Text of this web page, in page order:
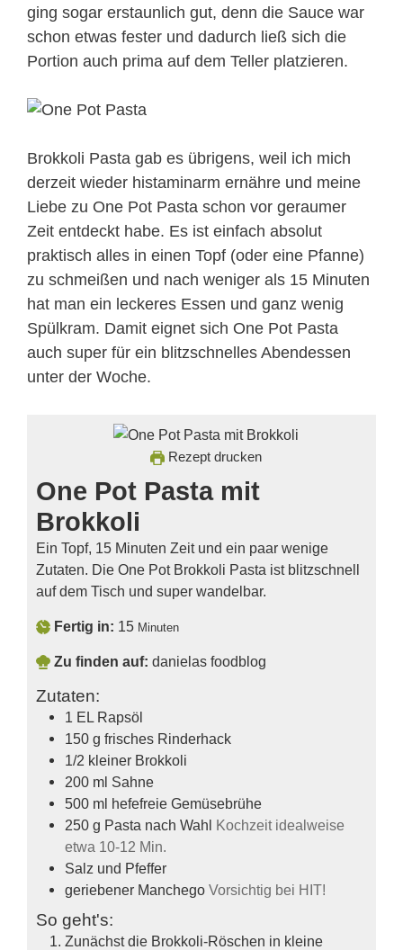
ging sogar erstaunlich gut, denn die Sauce war
schon etwas fester und dadurch ließ sich die
Portion auch prima auf dem Teller platzieren.
Brokkoli Pasta gab es übrigens, weil ich mich
derzeit wieder histaminarm ernähre und meine
Liebe zu One Pot Pasta schon vor geraumer
Zeit entdeckt habe. Es ist einfach absolut
praktisch alles in einen Topf (oder eine Pfanne)
zu schmeißen und nach weniger als 15 Minuten
hat man ein leckeres Essen und ganz wenig
Spülkram. Damit eignet sich One Pot Pasta
auch super für ein blitzschnelles Abendessen
unter der Woche.
Rezept drucken
One Pot Pasta mit
Brokkoli
Ein Topf, 15 Minuten Zeit und ein paar wenige
Zutaten. Die One Pot Brokkoli Pasta ist blitzschnell
auf dem Tisch und super wandelbar.
Fertig in: 15 Minuten
Zu finden auf: danielas foodblog
Zutaten:
1 EL Rapsöl
150 g frisches Rinderhack
1/2 kleiner Brokkoli
200 ml Sahne
500 ml hefefreie Gemüsebrühe
250 g Pasta nach Wahl Kochzeit idealweise
etwa 10-12 Min.
Salz und Pfeffer
geriebener Manchego Vorsichtig bei HIT!
So geht's:
Zunächst die Brokkoli-Röschen in kleine